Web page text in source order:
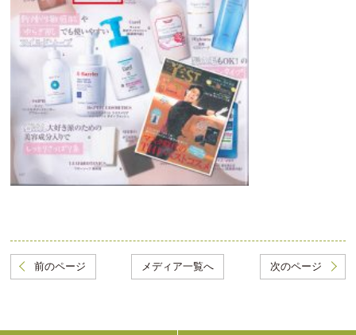
次のページ
前のページ メディア一覧へ